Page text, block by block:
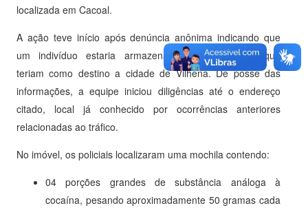
localizada em Cacoal.
A ação teve início após denúncia anônima indicando que
um indivíduo estaria armazenando entorpecentes que
teriam como destino a cidade de Vilhena. De posse das
informações, a equipe iniciou diligências até o endereço
citado, local já conhecido por ocorrências anteriores
relacionadas ao tráfico.
No imóvel, os policiais localizaram uma mochila contendo:
04 porções grandes de substância análoga à
cocaína, pesando aproximadamente 50 gramas cada